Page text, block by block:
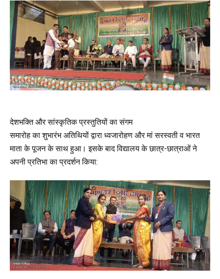
देशभक्ति और सांस्कृतिक प्रस्तुतियों का संगम
समारोह का शुभारंभ अतिथियों द्वारा ध्वजारोहण और मां सरस्वती व भारत
माता के पूजन के साथ हुआ। इसके बाद विद्यालय के छात्र-छात्राओं ने
अपनी प्रतिभा का प्रदर्शन किया: